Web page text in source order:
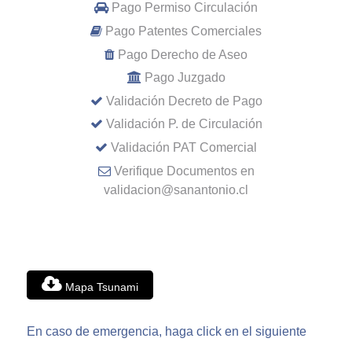
Pago Permiso Circulación
Pago Patentes Comerciales
Pago Derecho de Aseo
Pago Juzgado
Validación Decreto de Pago
Validación P. de Circulación
Validación PAT Comercial
Verifique Documentos en
validacion@sanantonio.cl
Mapa Tsunami
En caso de emergencia, haga click en el siguiente